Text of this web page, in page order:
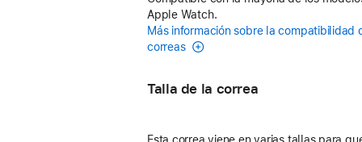
Apple Watch.
Más información sobre la compatibilidad
correas
Talla de la correa
Esta correa viene en varias tallas para